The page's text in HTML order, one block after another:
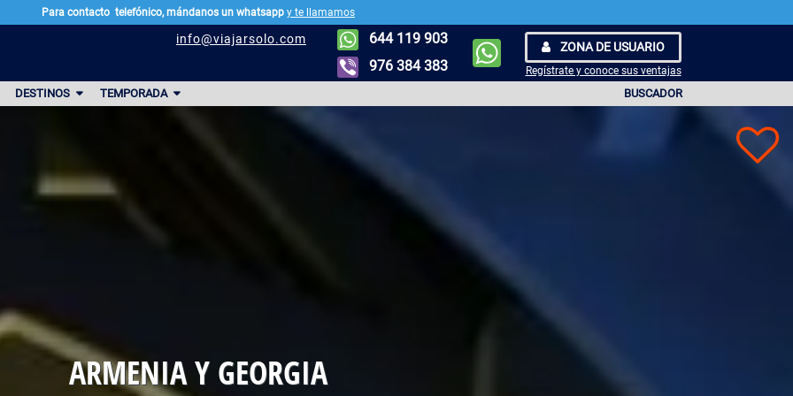
644 119 903
976 384 383
ZONA DE USUARIO
Regístrate y conoce sus ventajas
info@viajarsolo.com
DESTINOS TEMPORADA BUSCADOR
ARMENIA Y GEORGIA
Para contacto telefónico, mándanos un whatsapp y te llamamos